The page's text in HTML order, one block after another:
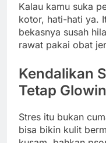
Kalau kamu suka
kotor, hati-hati ya.
bekasnya susah
rawat pakai obat
Kendalikan
Tetap
Stres itu bukan
bisa bikin kulit